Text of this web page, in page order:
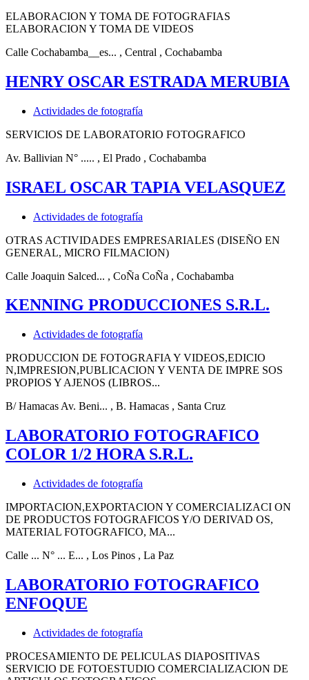
ELABORACION Y TOMA DE FOTOGRAFIAS
ELABORACION Y TOMA DE VIDEOS
Calle Cochabamba__es... , Central , Cochabamba
HENRY OSCAR ESTRADA MERUBIA
Actividades de fotografía
SERVICIOS DE LABORATORIO FOTOGRAFICO
Av. Ballivian N° ..... , El Prado , Cochabamba
ISRAEL OSCAR TAPIA VELASQUEZ
Actividades de fotografía
OTRAS ACTIVIDADES EMPRESARIALES (DISEÑO EN
GENERAL, MICRO FILMACION)
Calle Joaquin Salced... , CoÑa CoÑa , Cochabamba
KENNING PRODUCCIONES S.R.L.
Actividades de fotografía
PRODUCCION DE FOTOGRAFIA Y VIDEOS,EDICIO
N,IMPRESION,PUBLICACION Y VENTA DE IMPRE SOS
PROPIOS Y AJENOS (LIBROS...
B/ Hamacas Av. Beni... , B. Hamacas , Santa Cruz
LABORATORIO FOTOGRAFICO
COLOR 1/2 HORA S.R.L.
Actividades de fotografía
IMPORTACION,EXPORTACION Y COMERCIALIZACI ON
DE PRODUCTOS FOTOGRAFICOS Y/O DERIVAD OS,
MATERIAL FOTOGRAFICO, MA...
Calle ... N° ... E... , Los Pinos , La Paz
LABORATORIO FOTOGRAFICO
ENFOQUE
Actividades de fotografía
PROCESAMIENTO DE PELICULAS DIAPOSITIVAS
SERVICIO DE FOTOESTUDIO COMERCIALIZACION DE